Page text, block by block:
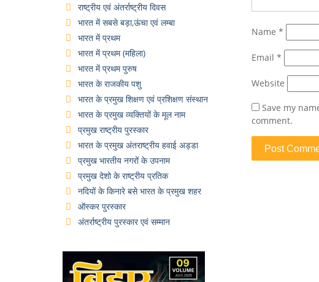
Name *
Email *
Website
Save my
comment.
राष्ट्रीय एवं अंतर्राष्ट्रीय दिवस
भारत में सबसे बड़ा,ऊंचा एवं लम्बा
भारत में प्रथम
भारत में प्रथम (महिला)
भारत में प्रथम पुरुष
भारत के राजकीय पशु
भारत के प्रमुख शिक्षण एवं प्रशिक्षण संस्थान
भारत के प्रमुख व्यक्तियों के मूल नाम
प्रमुख राष्ट्रीय पुरस्कार
भारत के प्रमुख अंतराष्ट्रीय हवाई अड्डा
प्रमुख भारतीय नगरों के उपनाम
प्रमुख देशो के राष्ट्रीय प्रतिक
नदियों के किनारे बसे भारत के प्रमुख शहर
ऑस्कर पुरस्कार
अंतर्राष्ट्रीय पुरस्कार एवं सम्मान